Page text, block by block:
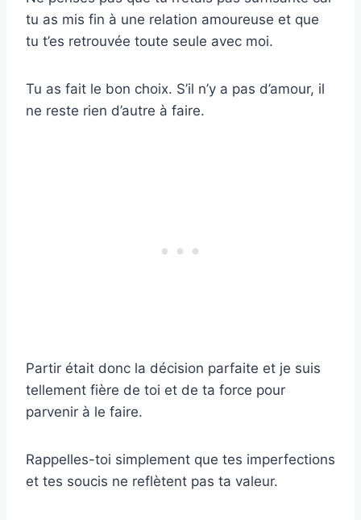
tu as mis fin à une relation amoureuse et que
tu t’es retrouvée toute seule avec moi.
Tu as fait le bon choix. S’il n’y a pas d’amour, il
ne reste rien d’autre à faire.
Partir était donc la décision parfaite et je suis
tellement fière de toi et de ta force pour
parvenir à le faire.
Rappelles-toi simplement que tes imperfections
et tes soucis ne reflètent pas ta valeur.